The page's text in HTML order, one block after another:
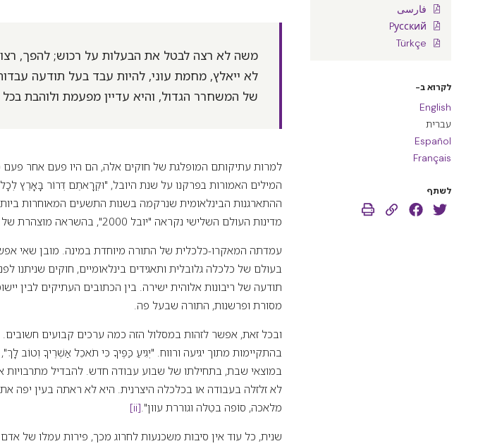
فارسی
Pусский
Türkçe
לקרוא ב-
English
עברית
Español
Français
לשתף
משה לא רצה לבטל את הבעלות על רכוש; להפך,
לא ייאלץ, מחמת עוני, להיות עבד בעל תודעה
של המשחרר הגדול, והיא עדיין מפעמת ולוהבת בכל
למרות עתיקותם המופלגת של חוקים אלה, הם היו פעם אחר פעם
המילים האמורות בפרקנו על שנת היובל, "וּקְרָאתֶם דְּרוֹר בָּאָרֶץ
ההתארגנות הבינלאומית שנרקמה בשנות התשעים המאוחרות
מדינות העולם השלישי נקראה "יובל 2000", בהשראה מוצהרת של פרשתנו.
בעולם של כלכלה גלובלית ותאגידים בינלאומיים, חוקים
תודעה של ריבונות אלוהית ישירה. בין הכתובים העתיקים לבין
מסורת ופרשנות, התורה שבעל פה.
ובכל זאת, אפשר לזהות במסלול הזה כמה ערכים קבועים
בהתקיימות מתוך יגיעה ורווח. "יְגִיעַ כַּפֶּיךָ כִּי תֹאכֵל אַשְׁרֶיךָ וְטוֹב
במוצאי שבת, בתחילתו של שבוע עבודה חדש. להבדיל מתרבויות
לא זלזלה בעבודה או בכלכלה היצרנית. היא לא ראתה בעין יפה
מלאכה, סוֹפה בטֵלה וגוררת עוון". [ii]
שנית, כל עוד אין סיבות משכנעות לחרוג מכך, פירות עמלו של